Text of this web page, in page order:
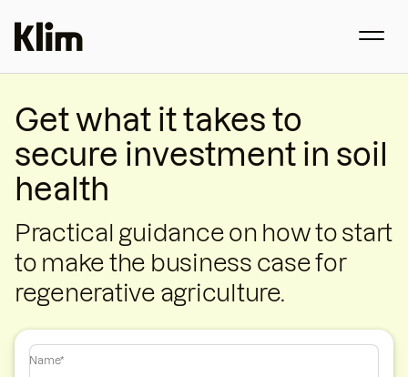
Get what it takes to
secure investment in soil
health
Practical guidance on how to start
to make the business case for
regenerative agriculture.
Name*